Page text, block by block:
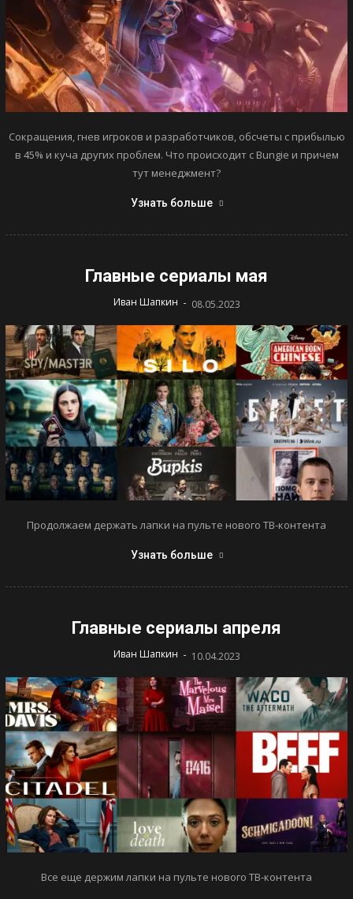
Сокращения, гнев игроков и разработчиков, обсчеты с прибылью
в 45% и куча других проблем. Что происходит с Bungie и причем
тут менеджмент?
Узнать больше
Главные сериалы мая
Иван Шапкин - 08.05.2023
Продолжаем держать лапки на пульте нового ТВ-контента
Узнать больше
Главные сериалы апреля
Иван Шапкин - 10.04.2023
Все еще держим лапки на пульте нового ТВ-контента